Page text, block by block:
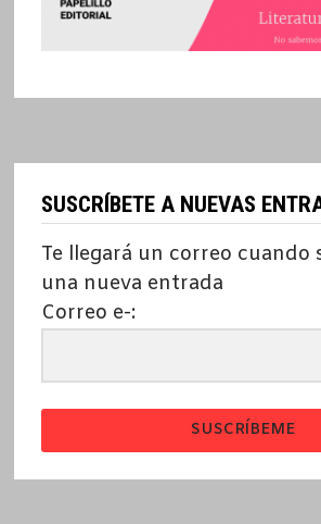
SUSCRÍBETE A NUEVAS
Te llegará un correo cuando
una nueva entrada
Correo e-:
SUSCRÍBEME